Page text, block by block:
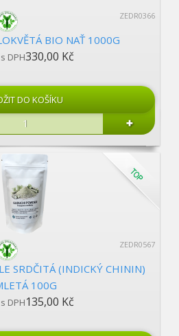
ZEDR0366
BIO NAŤ 1000G
DPH330,00 Kč
ZEDR0567
SRDČITÁ (INDICKÝ CHININ)
100G
DPH135,00 Kč